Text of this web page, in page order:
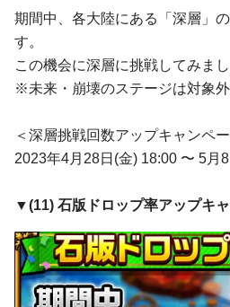
期間中、各大陸にある「深層」
す。
この機会に深層に挑戦してみまし
※未来・崩壊のステージは対象
＜深層挑戦回数アップキャンペ
2023年4月28日(金) 18:00 〜 5月
▼(11) 石版ドロップ率アップキ